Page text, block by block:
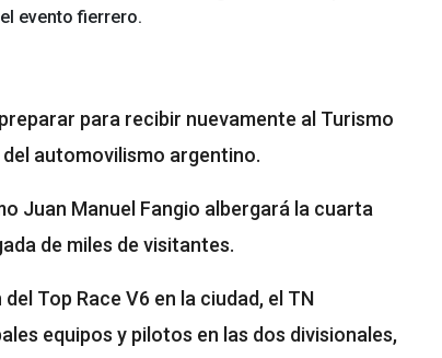
evento fierrero.
para recibir nuevamente al Turismo
automovilismo argentino.
Juan Manuel Fangio albergará la cuarta
de miles de visitantes.
Top Race V6 en la ciudad, el TN
equipos y pilotos en las dos divisionales,